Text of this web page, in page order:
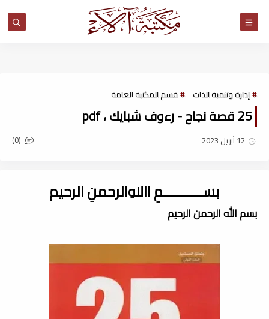
إدارة وتنمية الذات قسم المكتبة العامة
25 قصة نجاح - رءوف شبايك ، pdf
12 أبريل 2023 (0)
بســـــــــــمِ اﷲِالرحمنِ الرحيم
بسم الله الرحمن الرحيم